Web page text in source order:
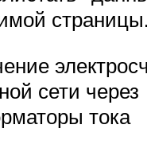
страницы.
сети через
тока